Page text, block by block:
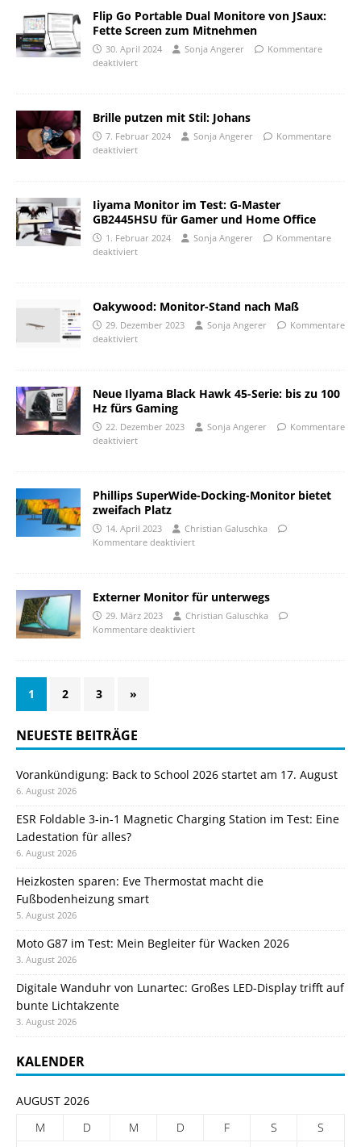
Flip Go Portable Dual Monitore von JSaux:
Fette Screen zum Mitnehmen
30. April 2024 Sonja Angerer
Kommentare
deaktiviert
Brille putzen mit Stil: Johans
7. Februar 2024 Sonja Angerer
Kommentare
deaktiviert
Iiyama Monitor im Test: G-Master
GB2445HSU für Gamer und Home Office
1. Februar 2024 Sonja Angerer
Kommentare
deaktiviert
Oakywood: Monitor-Stand nach Maß
29. Dezember 2023 Sonja Angerer
Kommentare
deaktiviert
Neue Ilyama Black Hawk 45-Serie: bis zu 100
Hz fürs Gaming
22. Dezember 2023 Sonja Angerer
Kommentare
deaktiviert
Phillips SuperWide-Docking-Monitor bietet
zweifach Platz
14. April 2023
Christian Galuschka
Kommentare deaktiviert
Externer Monitor für unterwegs
29. März 2023
Christian Galuschka
Kommentare deaktiviert
1 2 3 »
NEUESTE BEITRÄGE
Vorankündigung: Back to School 2026 startet am 17. August
6. August 2026
ESR Foldable 3-in-1 Magnetic Charging Station im Test: Eine
Ladestation für alles?
6. August 2026
Heizkosten sparen: Eve Thermostat macht die
Fußbodenheizung smart
5. August 2026
Moto G87 im Test: Mein Begleiter für Wacken 2026
3. August 2026
Digitale Wanduhr von Lunartec: Großes LED-Display trifft auf
bunte Lichtakzente
3. August 2026
KALENDER
AUGUST 2026
M
D M D F S
S